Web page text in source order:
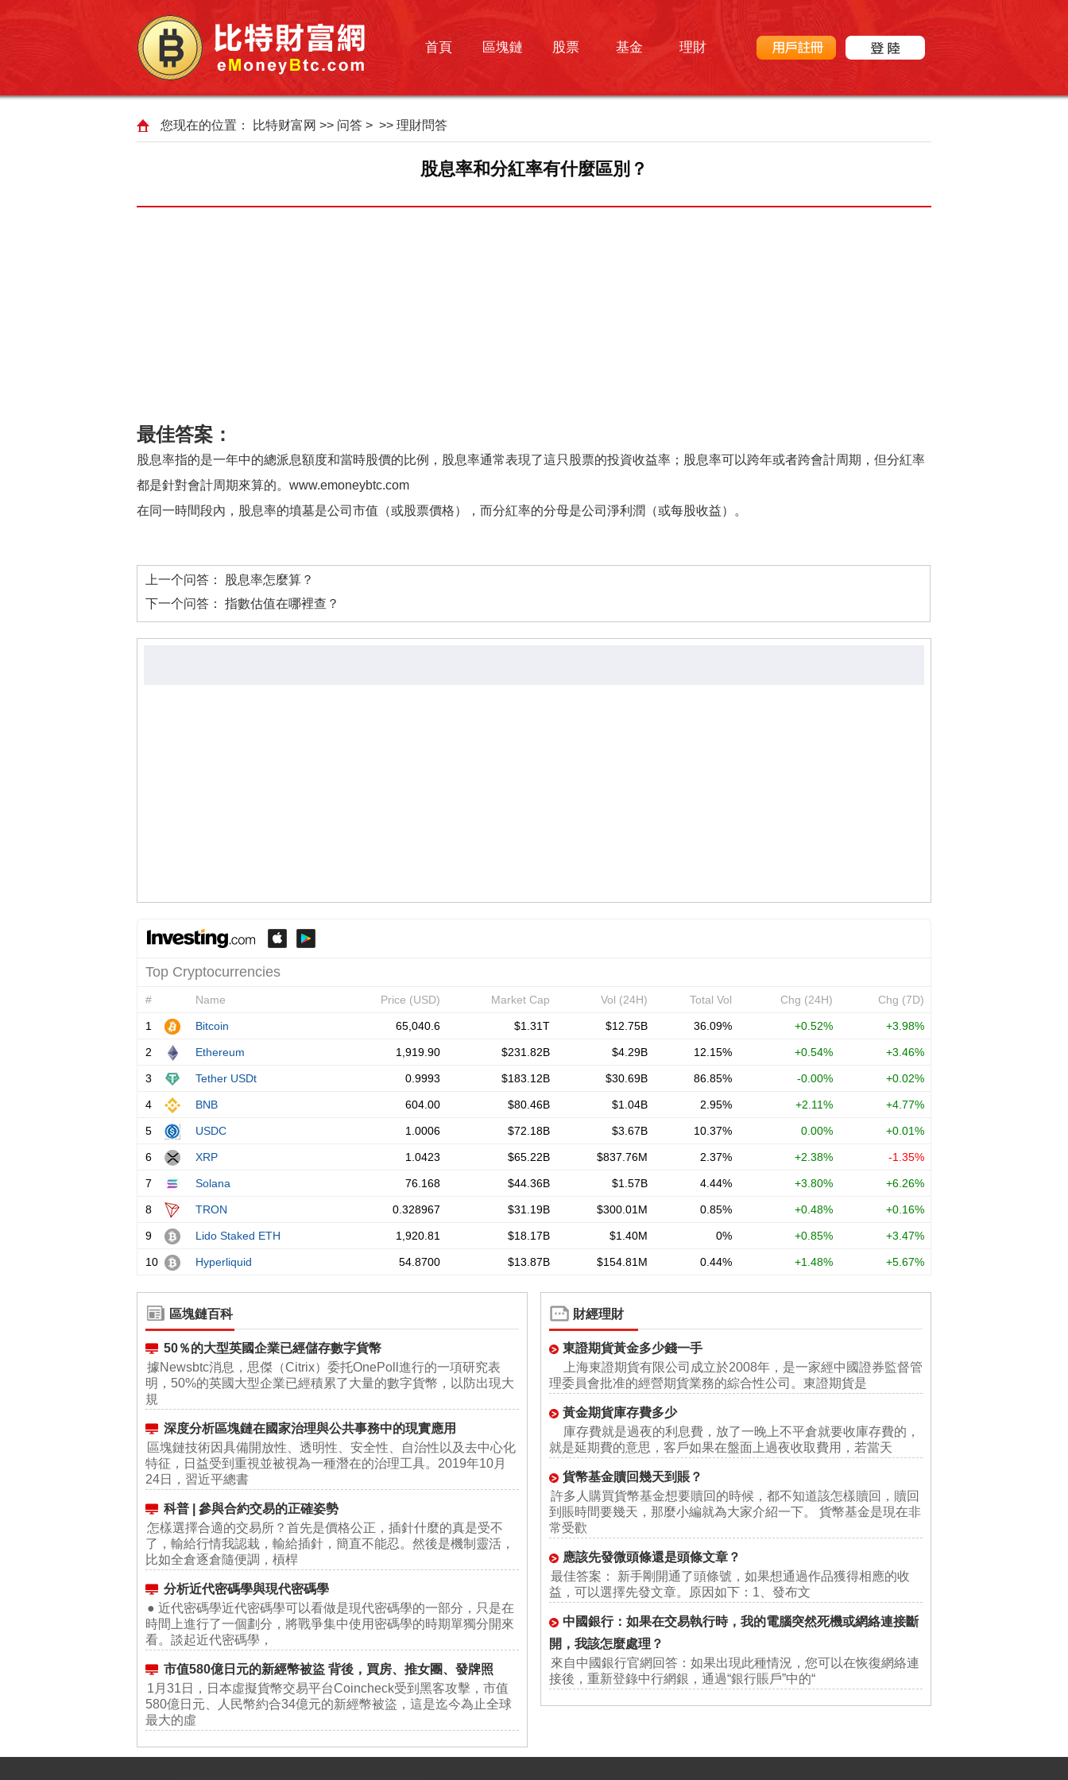
首頁 區塊鏈 股票 基金 理財
您现在的位置： 比特财富网 >> 问答 > >> 理財問答
股息率和分紅率有什麼區別？
最佳答案：
股息率指的是一年中的總派息額度和當時股價的比例，股息率通常表現了這只股票的投資收益率；股息率可以跨年或者跨會計周期，但分紅率
都是針對會計周期來算的。www.emoneybtc.com
在同一時間段內，股息率的墳墓是公司市值（或股票價格），而分紅率的分母是公司淨利潤（或每股收益）。
上一个问答：
股息率怎麼算？
下一个问答： 指數估值在哪裡查？
區塊鏈百科
50％的大型英國企業已經儲存數字貨幣
據Newsbtc消息，思傑（Citrix）委托OnePoll進行的一項研究表
明，50%的英國大型企業已經積累了大量的數字貨幣，以防出現大
規
深度分析區塊鏈在國家治理與公共事務中的現實應用
區塊鏈技術因具備開放性、透明性、安全性、自治性以及去中心化
特征，日益受到重視並被視為一種潛在的治理工具。2019年10月
24日，習近平總書
科普 | 參與合約交易的正確姿勢
怎樣選擇合適的交易所？首先是價格公正，插針什麼的真是受不
了，輸給行情我認栽，輸給插針，簡直不能忍。然後是機制靈活，
比如全倉逐倉隨便調，槓桿
分析近代密碼學與現代密碼學
● 近代密碼學近代密碼學可以看做是現代密碼學的一部分，只是在
時間上進行了一個劃分，將戰爭集中使用密碼學的時期單獨分開來
看。談起近代密碼學，
市值580億日元的新經幣被盜 背後，買房、推女團、發牌照
1月31日，日本虛擬貨幣交易平台Coincheck受到黑客攻擊，市值
580億日元、人民幣約合34億元的新經幣被盜，這是迄今為止全球
最大的虛
財經理財
東證期貨黃金多少錢一手
上海東證期貨有限公司成立於2008年，是一家經中國證券監督管
理委員會批准的經營期貨業務的綜合性公司。東證期貨是
黃金期貨庫存費多少
庫存費就是過夜的利息費，放了一晚上不平倉就要收庫存費的，
就是延期費的意思，客戶如果在盤面上過夜收取費用，若當天
貨幣基金贖回幾天到賬？
許多人購買貨幣基金想要贖回的時候，都不知道該怎樣贖回，贖回
到賬時間要幾天，那麼小編就為大家介紹一下。 貨幣基金是現在非
常受歡
應該先發微頭條還是頭條文章？
最佳答案： 新手剛開通了頭條號，如果想通過作品獲得相應的收
益，可以選擇先發文章。原因如下：1、發布文
中國銀行：如果在交易執行時，我的電腦突然死機或網絡連接斷
開，我該怎麼處理？
來自中國銀行官網回答：如果出現此種情況，您可以在恢復網絡連
接後，重新登錄中行網銀，通過“銀行賬戶”中的“